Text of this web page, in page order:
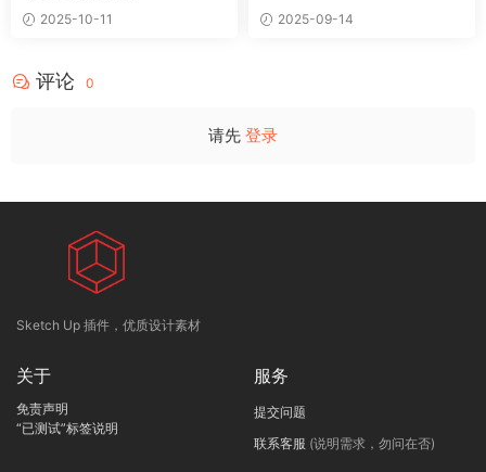
2025-10-11 2025-09-14
评论 0
请先 登录
Sketch Up 插件，优质设计素材
关于
免责声明
“已测试”标签说明
服务
提交问题
联系客服 (说明需求，勿问在否)